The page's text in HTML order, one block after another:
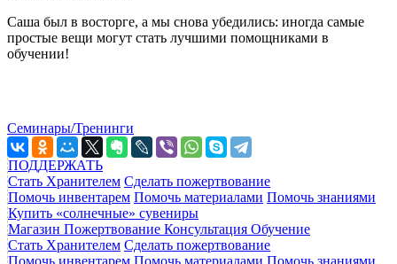
Саша был в восторге, а мы снова убедились: иногда самые
простые вещи могут стать лучшими помощниками в
обучении!
Семинары/Тренинги
ПОДДЕРЖАТЬ
Стать Хранителем Сделать пожертвование
Помочь инвентарем Помочь материалами Помочь знаниями
Купить «солнечные» сувениры
Магазин Пожертвование Консультация Обучение
Стать Хранителем Сделать пожертвование
Помочь инвентарем Помочь материалами Помочь знаниями